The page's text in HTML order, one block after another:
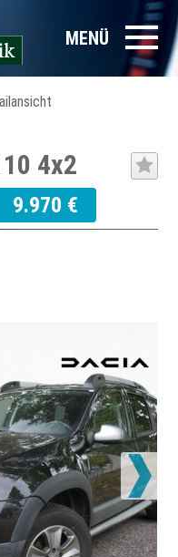
MENÜ
4x2
9.970 €